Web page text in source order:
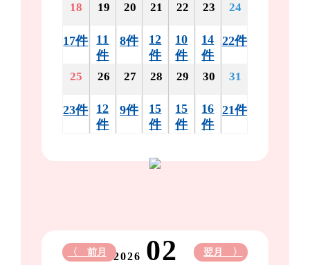
18
17件
19
11
件
20
8件
21
12
件
22
10
件
23
14
件
24
22件
25
23件
26
12
件
27
9件
28
15
件
29
15
件
30
16
件
31
21件
2026 02
〈 前月 翌月 〉